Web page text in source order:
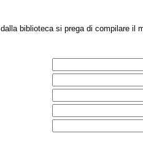
dalla biblioteca si prega di compilare il